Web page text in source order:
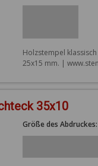
Holzstempel
25x15 mm. |
35x10
Größe des Abdruckes: